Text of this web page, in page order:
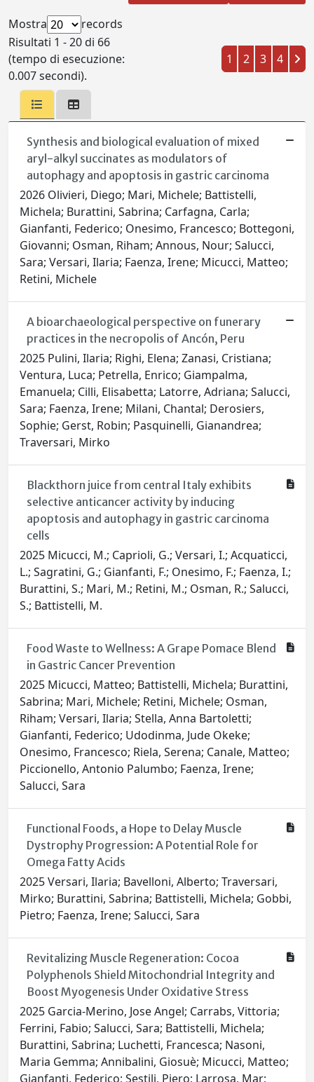
Mostra
records
Risultati 1 - 20 di 66
(tempo di esecuzione:
0.007 secondi).
1 2 3 4
Synthesis and biological evaluation of mixed
aryl-alkyl succinates as modulators of
autophagy and apoptosis in gastric carcinoma
2026 Olivieri, Diego; Mari, Michele; Battistelli,
Michela; Burattini, Sabrina; Carfagna, Carla;
Gianfanti, Federico; Onesimo, Francesco; Bottegoni,
Giovanni; Osman, Riham; Annous, Nour; Salucci,
Sara; Versari, Ilaria; Faenza, Irene; Micucci, Matteo;
Retini, Michele
A bioarchaeological perspective on funerary
practices in the necropolis of Ancón, Peru
2025 Pulini, Ilaria; Righi, Elena; Zanasi, Cristiana;
Ventura, Luca; Petrella, Enrico; Giampalma,
Emanuela; Cilli, Elisabetta; Latorre, Adriana; Salucci,
Sara; Faenza, Irene; Milani, Chantal; Derosiers,
Sophie; Gerst, Robin; Pasquinelli, Gianandrea;
Traversari, Mirko
Blackthorn juice from central Italy exhibits
selective anticancer activity by inducing
apoptosis and autophagy in gastric carcinoma
cells
2025 Micucci, M.; Caprioli, G.; Versari, I.; Acquaticci,
L.; Sagratini, G.; Gianfanti, F.; Onesimo, F.; Faenza, I.;
Burattini, S.; Mari, M.; Retini, M.; Osman, R.; Salucci,
S.; Battistelli, M.
Food Waste to Wellness: A Grape Pomace Blend
in Gastric Cancer Prevention
2025 Micucci, Matteo; Battistelli, Michela; Burattini,
Sabrina; Mari, Michele; Retini, Michele; Osman,
Riham; Versari, Ilaria; Stella, Anna Bartoletti;
Gianfanti, Federico; Udodinma, Jude Okeke;
Onesimo, Francesco; Riela, Serena; Canale, Matteo;
Piccionello, Antonio Palumbo; Faenza, Irene;
Salucci, Sara
Functional Foods, a Hope to Delay Muscle
Dystrophy Progression: A Potential Role for
Omega Fatty Acids
2025 Versari, Ilaria; Bavelloni, Alberto; Traversari,
Mirko; Burattini, Sabrina; Battistelli, Michela; Gobbi,
Pietro; Faenza, Irene; Salucci, Sara
Revitalizing Muscle Regeneration: Cocoa
Polyphenols Shield Mitochondrial Integrity and
Boost Myogenesis Under Oxidative Stress
2025 Garcia-Merino, Jose Angel; Carrabs, Vittoria;
Ferrini, Fabio; Salucci, Sara; Battistelli, Michela;
Burattini, Sabrina; Luchetti, Francesca; Nasoni,
Maria Gemma; Annibalini, Giosuè; Micucci, Matteo;
Gianfanti, Federico; Sestili, Piero; Larrosa, Mar;